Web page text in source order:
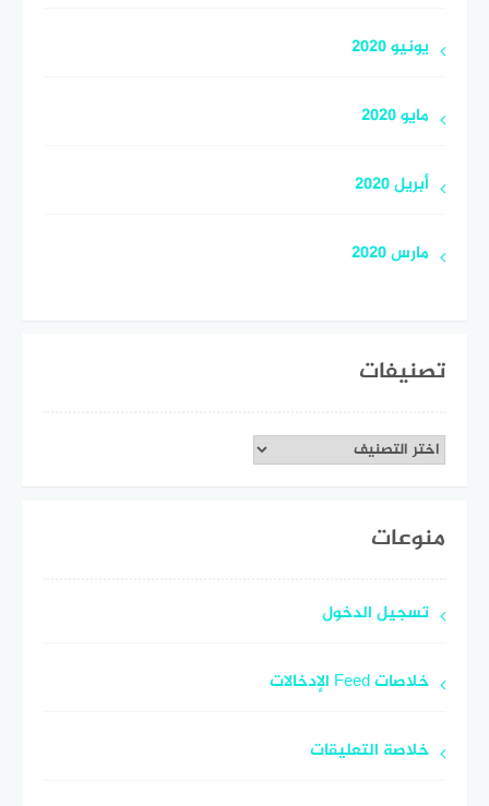
يونيو 2020
مايو 2020
أبريل 2020
مارس 2020
تصنيفات
تصنيفات
منوعات
تسجيل الدخول
خلاصات Feed الإدخالات
خلاصة التعليقات